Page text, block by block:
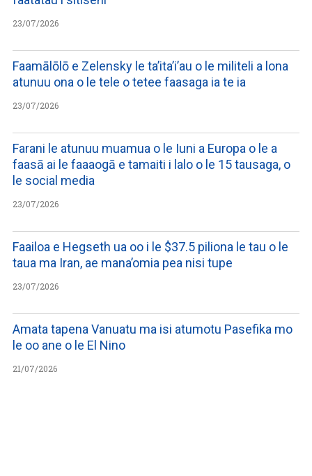
23/07/2026
Faamālōlō e Zelensky le ta’ita’i’au o le militeli a lona
atunuu ona o le tele o tetee faasaga ia te ia
23/07/2026
Farani le atunuu muamua o le Iuni a Europa o le a
faasā ai le faaaogā e tamaiti i lalo o le 15 tausaga, o
le social media
23/07/2026
Faailoa e Hegseth ua oo i le $37.5 piliona le tau o le
taua ma Iran, ae mana’omia pea nisi tupe
23/07/2026
Amata tapena Vanuatu ma isi atumotu Pasefika mo
le oo ane o le El Nino
21/07/2026